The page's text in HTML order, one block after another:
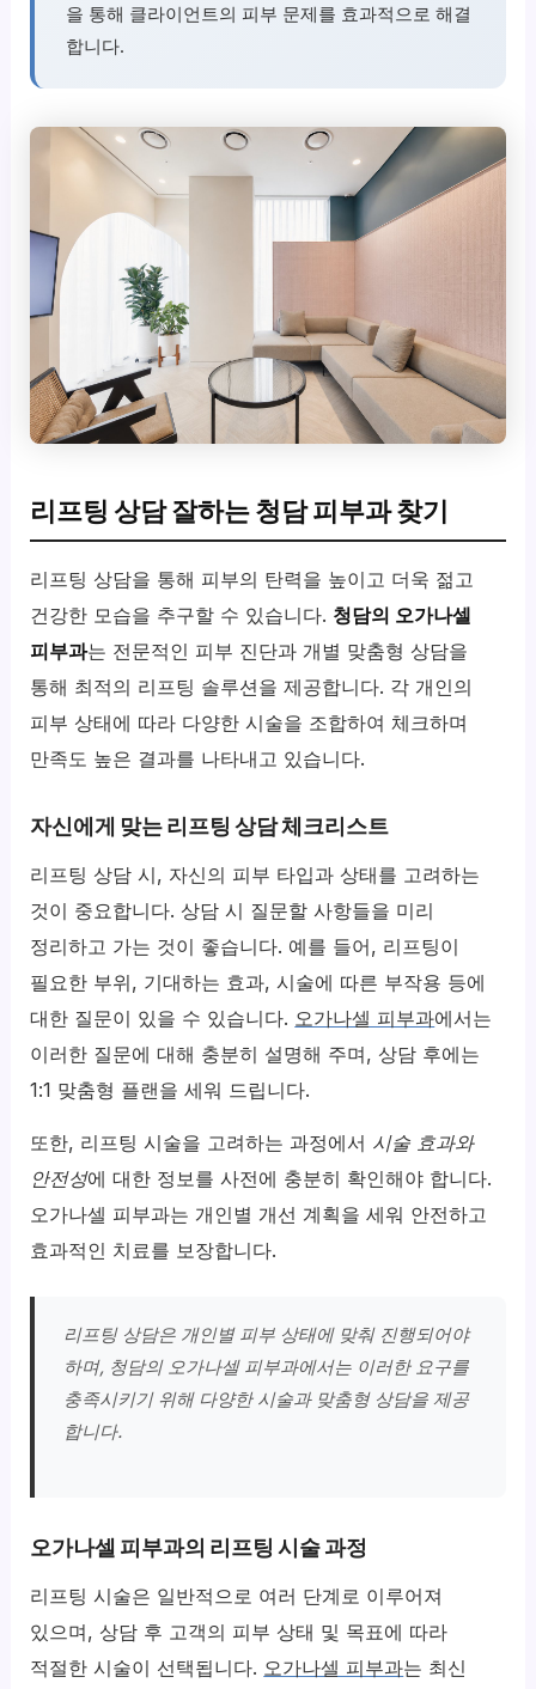
을 통해 클라이언트의 피부 문제를 효과적으로 해결
합니다.
리프팅 상담 잘하는 청담 피부과 찾기
리프팅 상담을 통해 피부의 탄력을 높이고 더욱 젊고
건강한 모습을 추구할 수 있습니다. 청담의 오가나셀
피부과는 전문적인 피부 진단과 개별 맞춤형 상담을
통해 최적의 리프팅 솔루션을 제공합니다. 각 개인의
피부 상태에 따라 다양한 시술을 조합하여 체크하며
만족도 높은 결과를 나타내고 있습니다.
자신에게 맞는 리프팅 상담 체크리스트
리프팅 상담 시, 자신의 피부 타입과 상태를 고려하는
것이 중요합니다. 상담 시 질문할 사항들을 미리
정리하고 가는 것이 좋습니다. 예를 들어, 리프팅이
필요한 부위, 기대하는 효과, 시술에 따른 부작용 등에
대한 질문이 있을 수 있습니다. 오가나셀 피부과에서는
이러한 질문에 대해 충분히 설명해 주며, 상담 후에는
1:1 맞춤형 플랜을 세워 드립니다.
또한, 리프팅 시술을 고려하는 과정에서 시술 효과와
안전성에 대한 정보를 사전에 충분히 확인해야 합니다.
오가나셀 피부과는 개인별 개선 계획을 세워 안전하고
효과적인 치료를 보장합니다.
리프팅 상담은 개인별 피부 상태에 맞춰 진행되어야
하며, 청담의 오가나셀 피부과에서는 이러한 요구를
충족시키기 위해 다양한 시술과 맞춤형 상담을 제공
합니다.
오가나셀 피부과의 리프팅 시술 과정
리프팅 시술은 일반적으로 여러 단계로 이루어져
있으며, 상담 후 고객의 피부 상태 및 목표에 따라
적절한 시술이 선택됩니다. 오가나셀 피부과는 최신